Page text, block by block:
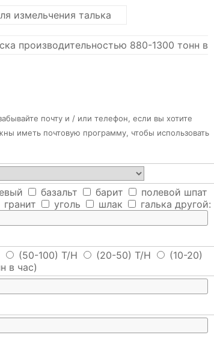
измельчения талька
производительностью 880-1300 тонн в
почту и / или телефон, если вы хотите
иметь почтовую программу, чтобы использовать
базальт барит
полевой шпат
гранит уголь шлак галька другой:
(50-100) T/H (20-50) T/H
(10-20)
в час)